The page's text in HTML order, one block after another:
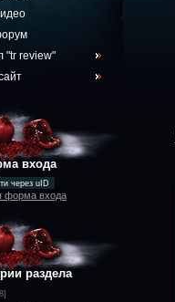
"tr review"
входа
через uID
форма входа
раздела